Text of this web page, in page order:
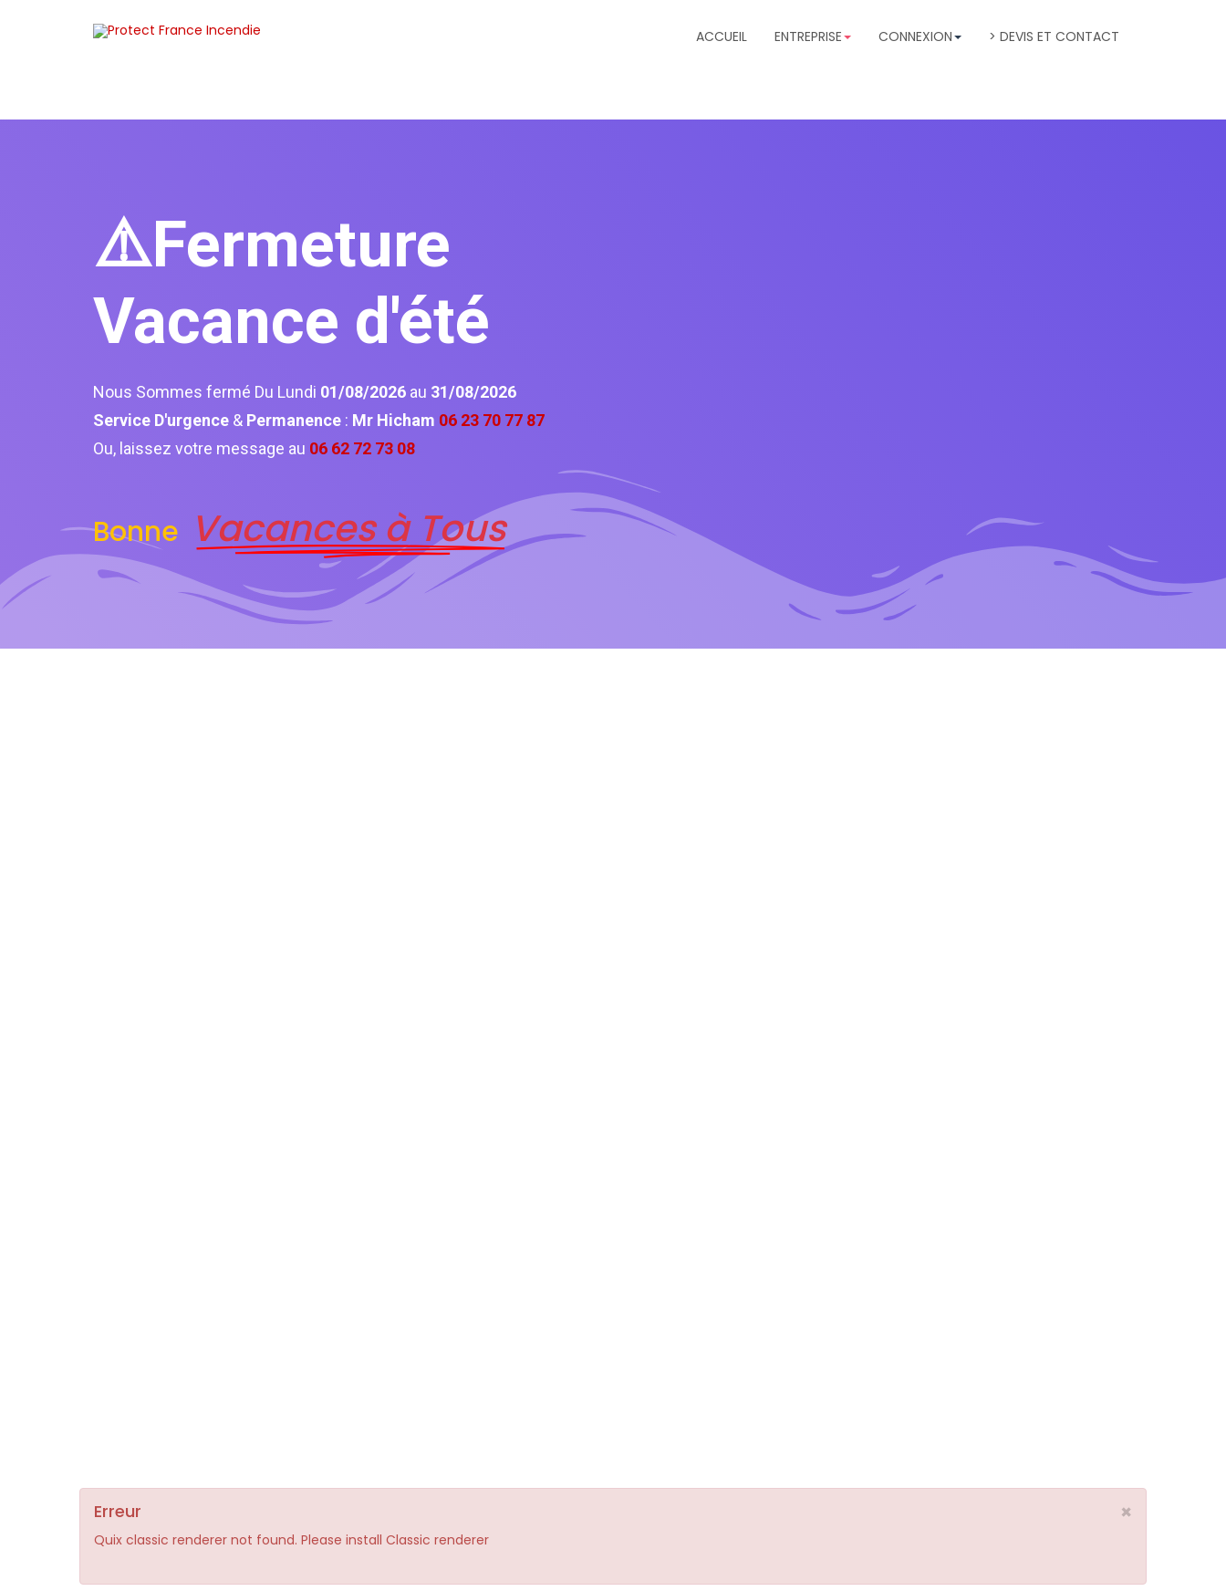
ACCUEIL ENTREPRISE CONNEXION > DEVIS ET CONTACT
⚠️Fermeture
Vacance d'été
Nous Sommes fermé Du Lundi 01/08/2026 au 31/08/2026
Service D'urgence & Permanence : Mr Hicham 06 23 70 77 87
Ou, laissez votre message au 06 62 72 73 08
Bonne Vacances à Tous
×
Erreur
Quix classic renderer not found. Please install Classic renderer